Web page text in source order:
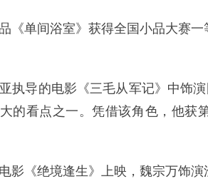
《单间浴室》获得全国小品大赛
执导的电影《三毛从军记》中饰
的看点之一。凭借该角色，他获
影《绝境逢生》上映，魏宗万饰